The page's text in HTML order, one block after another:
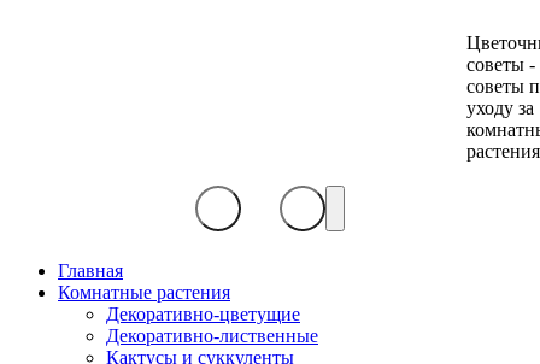
советы -
советы
уходу за
Главная
Комнатные растения
Декоративно-цветущие
Декоративно-лиственные
Кактусы и суккуленты